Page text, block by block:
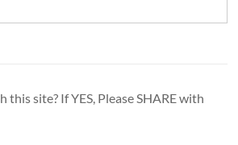
site? If YES, Please SHARE with